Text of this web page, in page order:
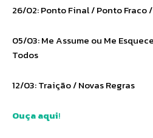
26/02: Ponto Final / Ponto
05/03: Me Assume ou Me
Todos
12/03: Traição / Novas Regras
Ouça aqui!